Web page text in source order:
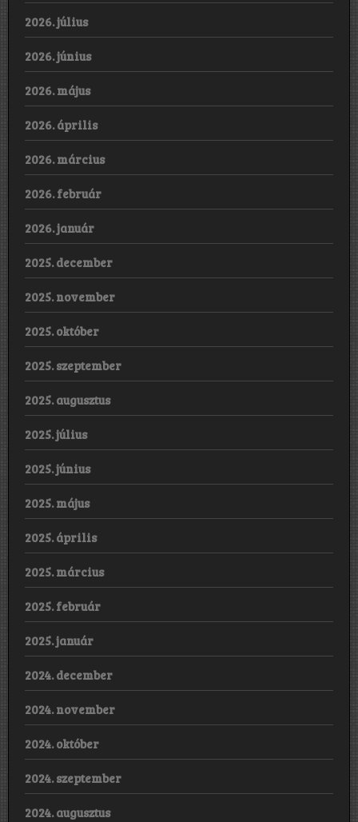
2026. július
2026. június
2026. május
2026. április
2026. március
2026. február
2026. január
2025. december
2025. november
2025. október
2025. szeptember
2025. augusztus
2025. július
2025. június
2025. május
2025. április
2025. március
2025. február
2025. január
2024. december
2024. november
2024. október
2024. szeptember
2024. augusztus